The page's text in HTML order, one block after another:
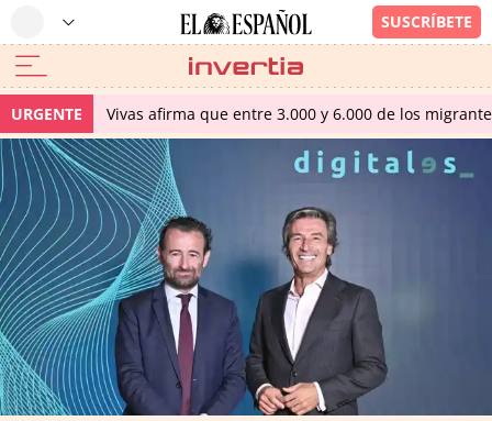
URGENTE Vivas afirma que entre 3.000 y 6.000 de los